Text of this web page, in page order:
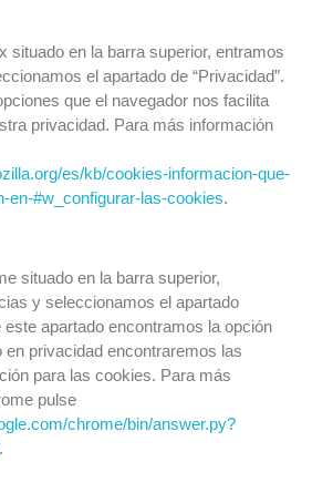
situado en la barra superior, entramos
el apartado de “Privacidad”.
que el navegador nos facilita
privacidad. Para más información
es/kb/cookies-informacion-que-
en-#w_configurar-las-cookies.
situado en la barra superior,
y seleccionamos el apartado
este apartado encontramos la opción
en privacidad encontraremos las
para las cookies. Para más
pulse
chrome/bin/answer.py?
.